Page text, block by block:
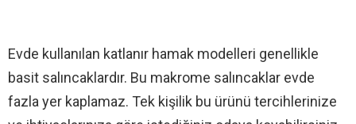
Evde kullanılan katlanır hamak modelleri genellikle
basit salıncaklardır. Bu makrome salıncaklar evde
fazla yer kaplamaz. Tek kişilik bu ürünü tercihlerinize